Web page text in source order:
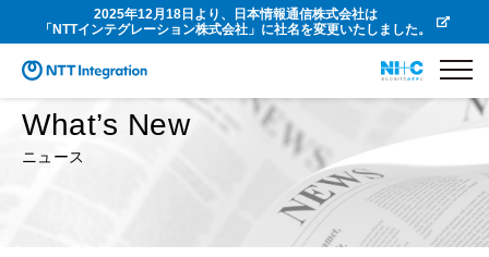
2025年12月18日より、日本情報通信株式会社は
「NTTインテグレーション株式会社」に社名を変更いたしました。
What’s New
ニュース